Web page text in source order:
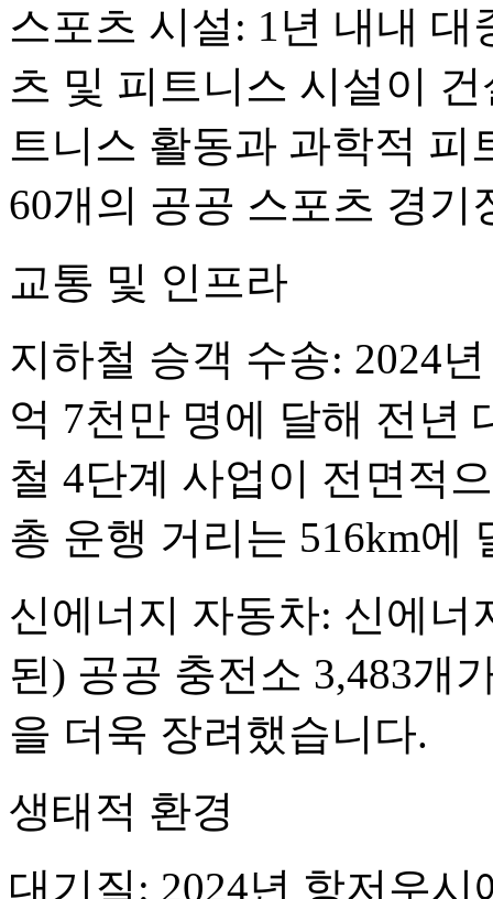
스포츠 시설: 1년 내내
츠 및 피트니스 시설이
트니스 활동과 과학적
60개의 공공 스포츠 경
교통 및 인프라
지하철 승객 수송: 2024
억 7천만 명에 달해 전년
철 4단계 사업이 전면적
총 운행 거리는 516km에
신에너지 자동차: 신에너
된) 공공 충전소 3,483개
을 더욱 장려했습니다.
생태적 환경
대기질: 2024년 항저우